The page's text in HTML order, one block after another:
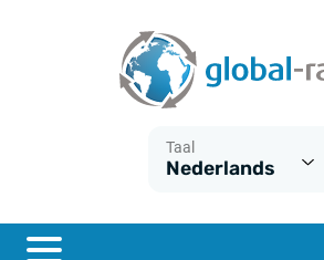
Taal
Nederlands
ESTER
Wat is CPI inflatie?
Wat is HICP inflatie?
Nederlandse inflatie - CPI
Euribor historie
SOFR historie
Inflatiecalculator